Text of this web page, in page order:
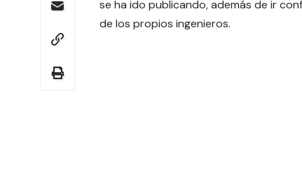
se ha ido publicando, además de ir
de los propios ingenieros.